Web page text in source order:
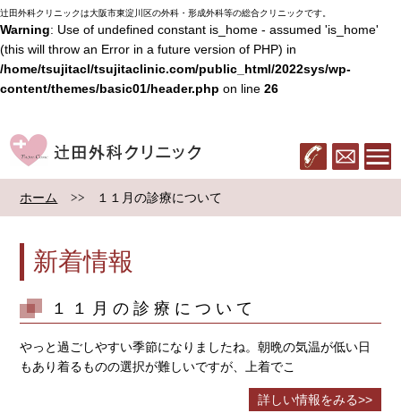
Warning: Use of undefined constant is_home - assumed 'is_home'
(this will throw an Error in a future version of PHP) in
/home/tsujitacl/tsujitaclinic.com/public_html/2022sys/wp-
content/themes/basic01/header.php on line 26
辻田外科クリニックは大阪市東淀川区の外科・形成外科等の総合クリニックです。
辻田外科クリニック
06-6322-
メール
ホーム １１月の診療について
新着情報
１１月の診療について
やっと過ごしやすい季節になりましたね。朝晩の気温が低い日
もあり着るものの選択が難しいですが、上着でこ
詳しい情報をみる>>